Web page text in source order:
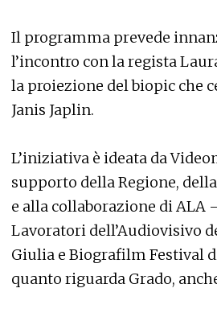
Il programma prevede
l’incontro con la regista
la proiezione del biopic che
Janis Japlin.
L’iniziativa è ideata da
supporto della Regione,
e alla collaborazione di ALA
Lavoratori dell’Audiovisivo
Giulia e Biografilm Festival
quanto riguarda Grado,